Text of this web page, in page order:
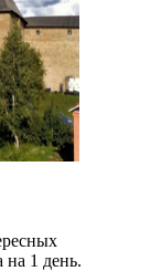
на 1 день.